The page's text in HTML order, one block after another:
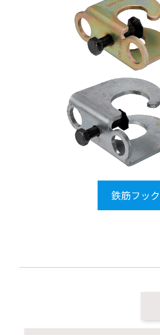
鉄筋フック